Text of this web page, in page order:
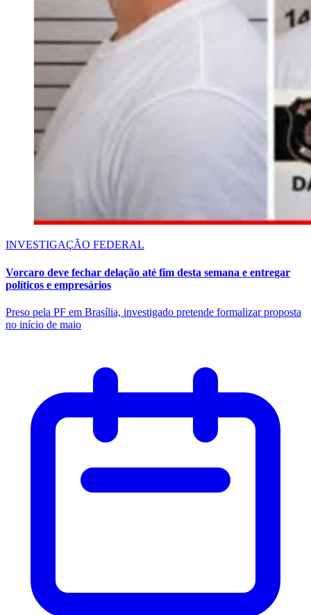
INVESTIGAÇÃO FEDERAL
Vorcaro deve fechar delação até fim desta semana e entregar
políticos e empresários
Preso pela PF em Brasília, investigado pretende formalizar proposta
no início de maio